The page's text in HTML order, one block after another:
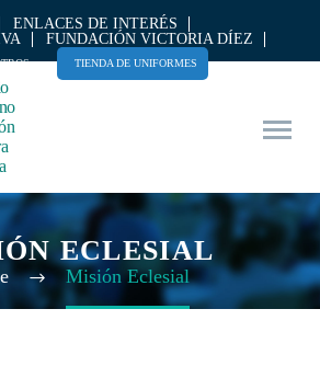
ENLACES DE INTERÉS
FUNDACIÓN VICTORIA DÍEZ
TIENDA DE UNIFORMES
ECLESIAL
Misión Eclesial